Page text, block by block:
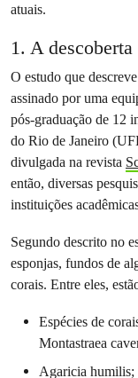
atuais.
1. A descoberta
O estudo que
assinado por uma
pós-graduação de 12
do Rio de Janeiro
divulgada na revista
então, diversas
instituições
Segundo descrito no
esponjas, fundos de
corais. Entre eles,
Espécies de
Montastraea
Agaricia humilis;